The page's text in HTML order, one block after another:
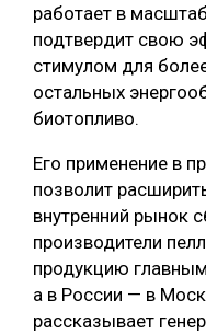
работает в
подтвердит свою
стимулом для
остальных
биотопливо.
Его применение в
позволит
внутренний рынок
производители
продукцию
а в России — в
рассказывает